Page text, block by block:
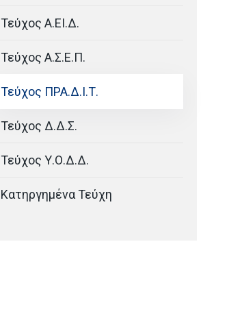
Τεύχος Α.ΕΙ.Δ.
Τεύχος Α.Σ.Ε.Π.
Τεύχος ΠΡΑ.Δ.Ι.Τ.
Τεύχος Δ.Δ.Σ.
Τεύχος Υ.Ο.Δ.Δ.
Κατηργημένα Τεύχη